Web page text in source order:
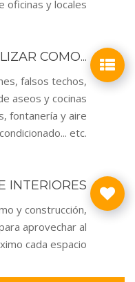
oficinas y locales
COMO...
falsos techos,
aseos y cocinas
fontanería y aire
etc.
INTERIORES
y construcción,
aprovechar al
cada espacio